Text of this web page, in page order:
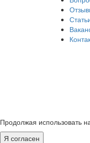
Продолжая использовать
Я согласен